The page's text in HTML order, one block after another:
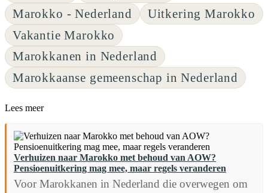
Marokko - Nederland
Uitkering Marokko
Vakantie Marokko
Marokkanen in Nederland
Marokkaanse gemeenschap in Nederland
Lees meer
Verhuizen naar Marokko met behoud van AOW?
Pensioenuitkering mag mee, maar regels veranderen
Voor Marokkanen in Nederland die overwegen om